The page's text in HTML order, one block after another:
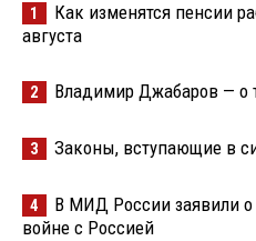
1
Как изменятся пенсии
августа
2 Владимир Джабаров — о
3 Законы, вступающие в
4
В МИД России заявили
войне с Россией